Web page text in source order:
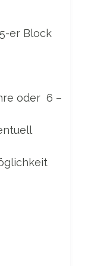
er Block
oder 6 –